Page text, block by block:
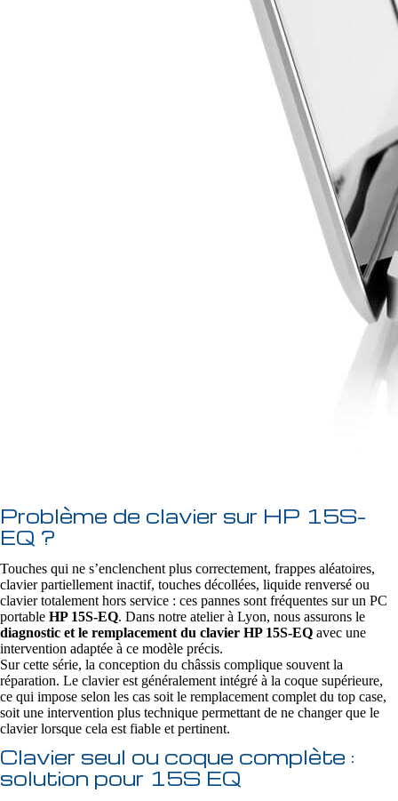
Problème de clavier sur HP 15S-
EQ ?
Touches qui ne s’enclenchent plus correctement, frappes aléatoires,
clavier partiellement inactif, touches décollées, liquide renversé ou
clavier totalement hors service : ces pannes sont fréquentes sur un PC
portable HP 15S-EQ. Dans notre atelier à Lyon, nous assurons le
diagnostic et le remplacement du clavier HP 15S-EQ avec une
intervention adaptée à ce modèle précis.
Sur cette série, la conception du châssis complique souvent la
réparation. Le clavier est généralement intégré à la coque supérieure,
ce qui impose selon les cas soit le remplacement complet du top case,
soit une intervention plus technique permettant de ne changer que le
clavier lorsque cela est fiable et pertinent.
Clavier seul ou coque complète :
solution pour 15S EQ